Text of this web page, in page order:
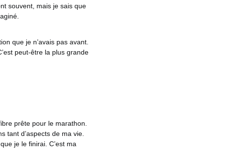
souvent, mais je sais que
que je n’avais pas avant.
peut-être la plus grande
prête pour le marathon.
tant d’aspects de ma vie.
je le finirai. C’est ma